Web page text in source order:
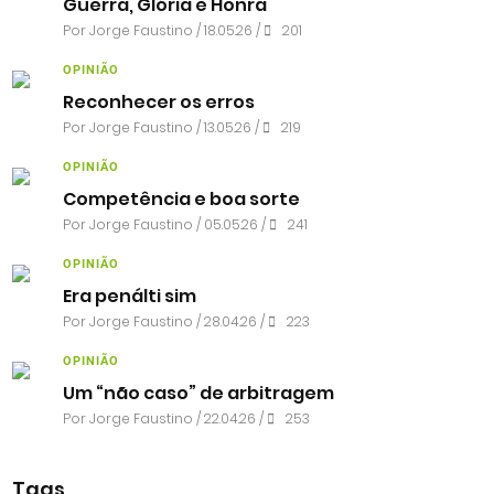
PorJorge Faustino / 18.05.26 / 201
OPINIÃO
Reconhecer os erros
PorJorge Faustino / 13.05.26 / 219
OPINIÃO
Competência e boa sorte
PorJorge Faustino / 05.05.26 / 241
OPINIÃO
Era penálti sim
PorJorge Faustino / 28.04.26 / 223
OPINIÃO
Um “não caso” de arbitragem
PorJorge Faustino / 22.04.26 / 253